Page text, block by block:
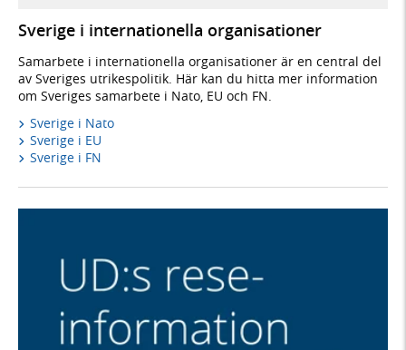
Sverige i internationella organisationer
Samarbete i internationella organisationer är en central del
av Sveriges utrikespolitik. Här kan du hitta mer information
om Sveriges samarbete i Nato, EU och FN.
Sverige i Nato
Sverige i EU
Sverige i FN